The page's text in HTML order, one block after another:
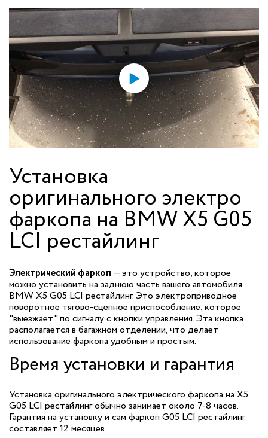
Установка
оригинального электро
фаркопа на BMW X5 G05
LCI рестайлинг
Электрический фаркоп — это устройство, которое
можно установить на заднюю часть вашего автомобиля
BMW X5 G05 LCI рестайлинг. Это электроприводное
поворотное тягово-сцепное приспособление, которое
"выезжает" по сигналу с кнопки управления. Эта кнопка
располагается в багажном отделении, что делает
использование фаркопа удобным и простым.
Время установки и гарантия
Установка оригинального электрического фаркопа на X5
G05 LCI рестайлинг обычно занимает около 7-8 часов.
Гарантия на установку и сам фаркоп G05 LCI рестайлинг
составляет 12 месяцев.